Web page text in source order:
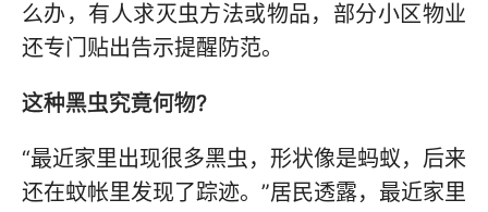
么办，有人求灭虫方法或物品，部分小区物业
还专门贴出告示提醒防范。
这种黑虫究竟何物?
“最近家里出现很多黑虫，形状像是蚂蚁，后来
还在蚊帐里发现了踪迹。”居民透露，最近家里